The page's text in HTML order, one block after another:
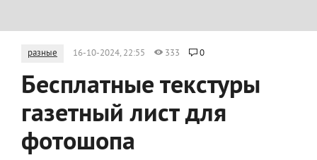
разные 16-10-2024, 22:55 333 0
Бесплатные текстуры
газетный лист для
фотошопа